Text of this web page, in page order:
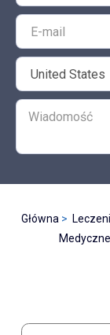
Główna
Medyczne